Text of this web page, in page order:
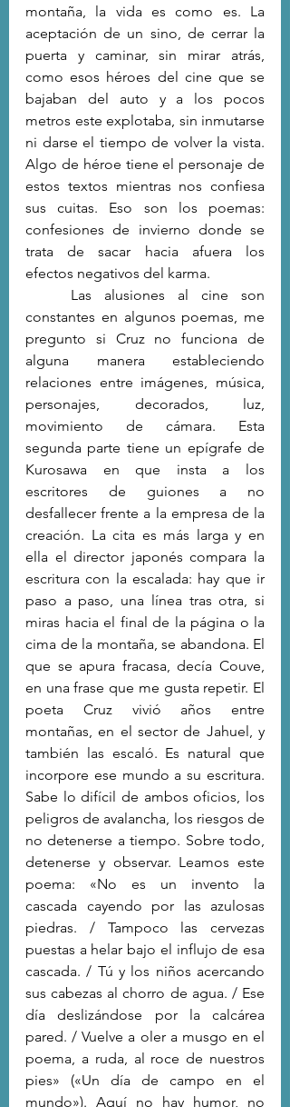
montaña, la vida es como es. La
aceptación de un sino, de cerrar la
puerta y caminar, sin mirar atrás,
como esos héroes del cine que se
bajaban del auto y a los pocos
metros este explotaba, sin inmutarse
ni darse el tiempo de volver la vista.
Algo de héroe tiene el personaje de
estos textos mientras nos confiesa
sus cuitas. Eso son los poemas:
confesiones de invierno donde se
trata de sacar hacia afuera los
efectos negativos del karma.
constantes en algunos poemas, me
pregunto si Cruz no funciona de
alguna manera estableciendo
relaciones entre imágenes, música,
personajes, decorados, luz,
movimiento de cámara. Esta
segunda parte tiene un epígrafe de
Kurosawa en que insta a los
escritores de guiones a no
desfallecer frente a la empresa de la
creación. La cita es más larga y en
ella el director japonés compara la
escritura con la escalada: hay que ir
paso a paso, una línea tras otra, si
miras hacia el final de la página o la
cima de la montaña, se abandona. El
que se apura fracasa, decía Couve,
en una frase que me gusta repetir. El
poeta Cruz vivió años entre
montañas, en el sector de Jahuel, y
también las escaló. Es natural que
incorpore ese mundo a su escritura.
Sabe lo difícil de ambos oficios, los
peligros de avalancha, los riesgos de
no detenerse a tiempo. Sobre todo,
detenerse y observar. Leamos este
poema: «No es un invento la
cascada cayendo por las azulosas
piedras. / Tampoco las cervezas
puestas a helar bajo el influjo de esa
cascada. / Tú y los niños acercando
sus cabezas al chorro de agua. / Ese
día deslizándose por la calcárea
pared. / Vuelve a oler a musgo en el
poema, a ruda, al roce de nuestros
pies» («Un día de campo en el
mundo»). Aquí no hay humor, no